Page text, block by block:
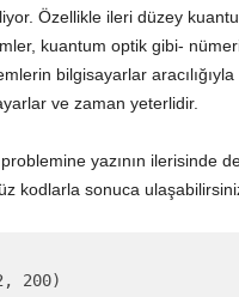
Özellikle ileri düzey
kuantum optik gibi-
bilgisayarlar
ve zaman yeterlidir.
problemine yazının ilerisinde
kodlarla sonuca
200)